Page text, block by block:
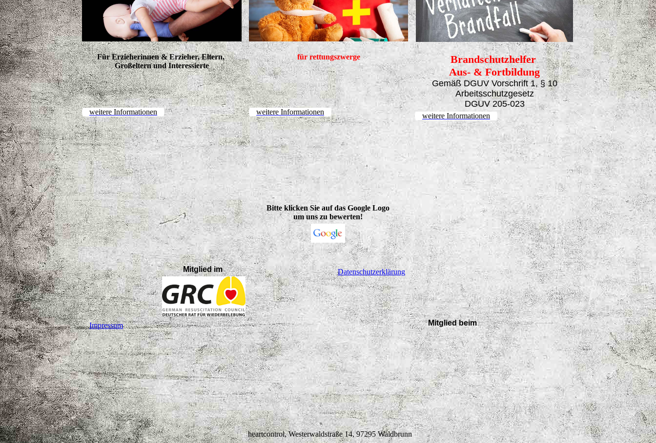
Für Erzieherinnen & Erzieher, Eltern,
Großeltern und Interessierte
weitere Informationen
.
für rettungszwerge
weitere Informationen
Brandschutzhelfer
Aus- & Fortbildung
Gemäß DGUV Vorschrift 1, § 10
Arbeitsschutzgesetz
DGUV 205-023
weitere Informationen
Bitte klicken Sie auf das Google Logo
um uns zu bewerten!
Mitglied im Datenschutzerklärung
Impressum Mitglied beim
heartcontrol, Westerwaldstraße 14, 97295 Waldbrunn